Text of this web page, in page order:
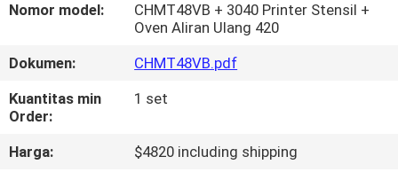
TUR
KONTROL
Nomor model:
CHMT48VB + 3040 Printer Stensil +
Oven Aliran Ulang 420
Dokumen:
CHMT48VB.pdf
Kuantitas min
Order:
1 set
Harga:
$4820 including shipping